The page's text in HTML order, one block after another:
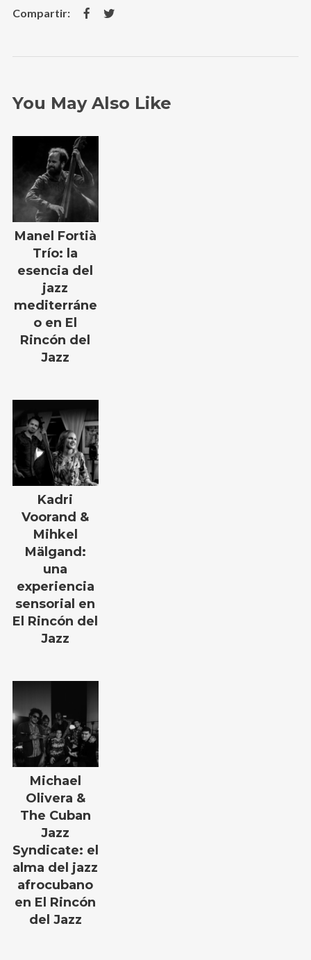
You May Also Like
Manel Fortià
Trío: la
esencia del
jazz
mediterráne
o en El
Rincón del
Jazz
Kadri
Voorand &
Mihkel
Mälgand:
una
experiencia
sensorial en
El Rincón del
Jazz
Michael
Olivera &
The Cuban
Jazz
Syndicate: el
alma del jazz
afrocubano
en El Rincón
del Jazz